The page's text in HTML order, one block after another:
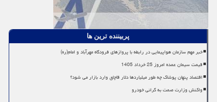
پربیننده ترین ها
خبر مهم سازمان هواپیمایی در رابطه با پروازهای فرودگاه مهرآباد و امام(ره)
قیمت سیمان عمده امروز 25 خرداد 1405
اقتصاد پنهان پوشاک چه طور میلیاردها دلار قاچاق وارد بازار می شود؟
واکنش وزارت صمت به گرانی خودرو